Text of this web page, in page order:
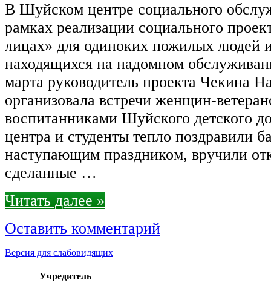
В Шуйском центре социального
рамках реализации социального
лицах» для одиноких пожилых людей
находящихся на надомном
марта руководитель проекта Чекина
организовала встречи женщин-
воспитанниками Шуйского детского
центра и студенты тепло поздравили
наступающим праздником, вручили
сделанные …
Читать далее »
Оставить комментарий
Версия для слабовидящих
Учредитель